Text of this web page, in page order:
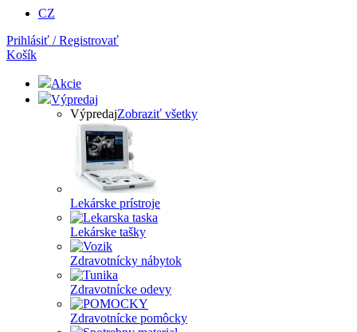
CZ
Prihlásiť / Registrovať
Košík
Akcie
Výpredaj
VýpredajZobraziť všetky
Lekárske prístroje
Lekárske tašky
Zdravotnícky nábytok
Zdravotnícke odevy
Zdravotnícke pomôcky